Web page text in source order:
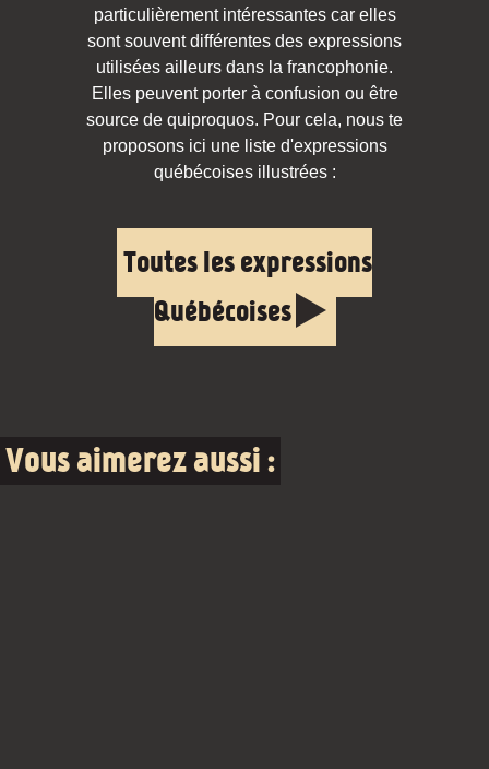
particulièrement intéressantes car elles
sont souvent différentes des expressions
utilisées ailleurs dans la francophonie.
Elles peuvent porter à confusion ou être
source de quiproquos. Pour cela, nous te
proposons ici une liste d'expressions
québécoises illustrées :
Toutes les expressions
Québécoises
Vous aimerez aussi :